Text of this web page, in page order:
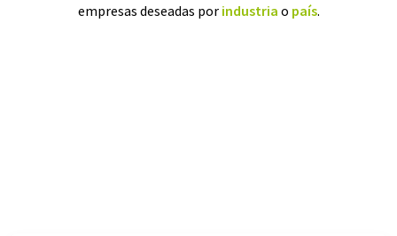
empresas deseadas por industria o país.